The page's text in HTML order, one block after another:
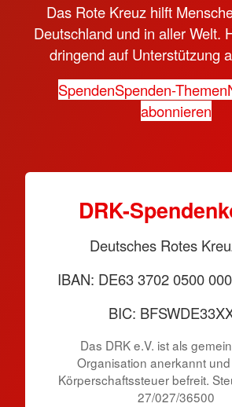
Das Rote Kreuz hilft
Deutschland und in aller Welt.
dringend auf Unterstützung
SpendenSpenden-Themen
abonnieren
DRK-
Deutsches Rotes
IBAN: DE63 3702 0500
BIC:
Das DRK e.V. ist als
Organisation anerkannt
Körperschaftssteuer befreit.
27/027/36500